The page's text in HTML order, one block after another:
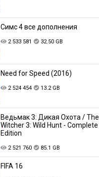
Симс 4 все дополнения
2 533 581 32.50 GB
Need for Speed (2016)
2 524 454 13.2 GB
Ведьмак 3: Дикая Охота / The
Witcher 3: Wild Hunt - Complete
Edition
2 521 760 85.1 GB
FIFA 16